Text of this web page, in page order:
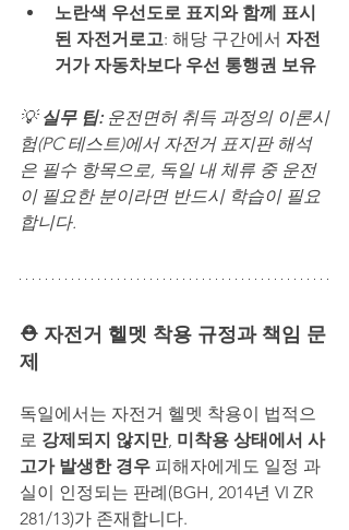
노란색 우선도로 표지와 함께 표시
된 자전거로고: 해당 구간에서 자전
거가 자동차보다 우선 통행권 보유
💡 실무 팁: 운전면허 취득 과정의 이론시
험(PC 테스트)에서 자전거 표지판 해석
은 필수 항목으로, 독일 내 체류 중 운전
이 필요한 분이라면 반드시 학습이 필요
합니다.
⛑️ 자전거 헬멧 착용 규정과 책임 문
제
독일에서는 자전거 헬멧 착용이 법적으
로 강제되지 않지만, 미착용 상태에서 사
고가 발생한 경우 피해자에게도 일정 과
실이 인정되는 판례(BGH, 2014년 VI ZR
281/13)가 존재합니다.